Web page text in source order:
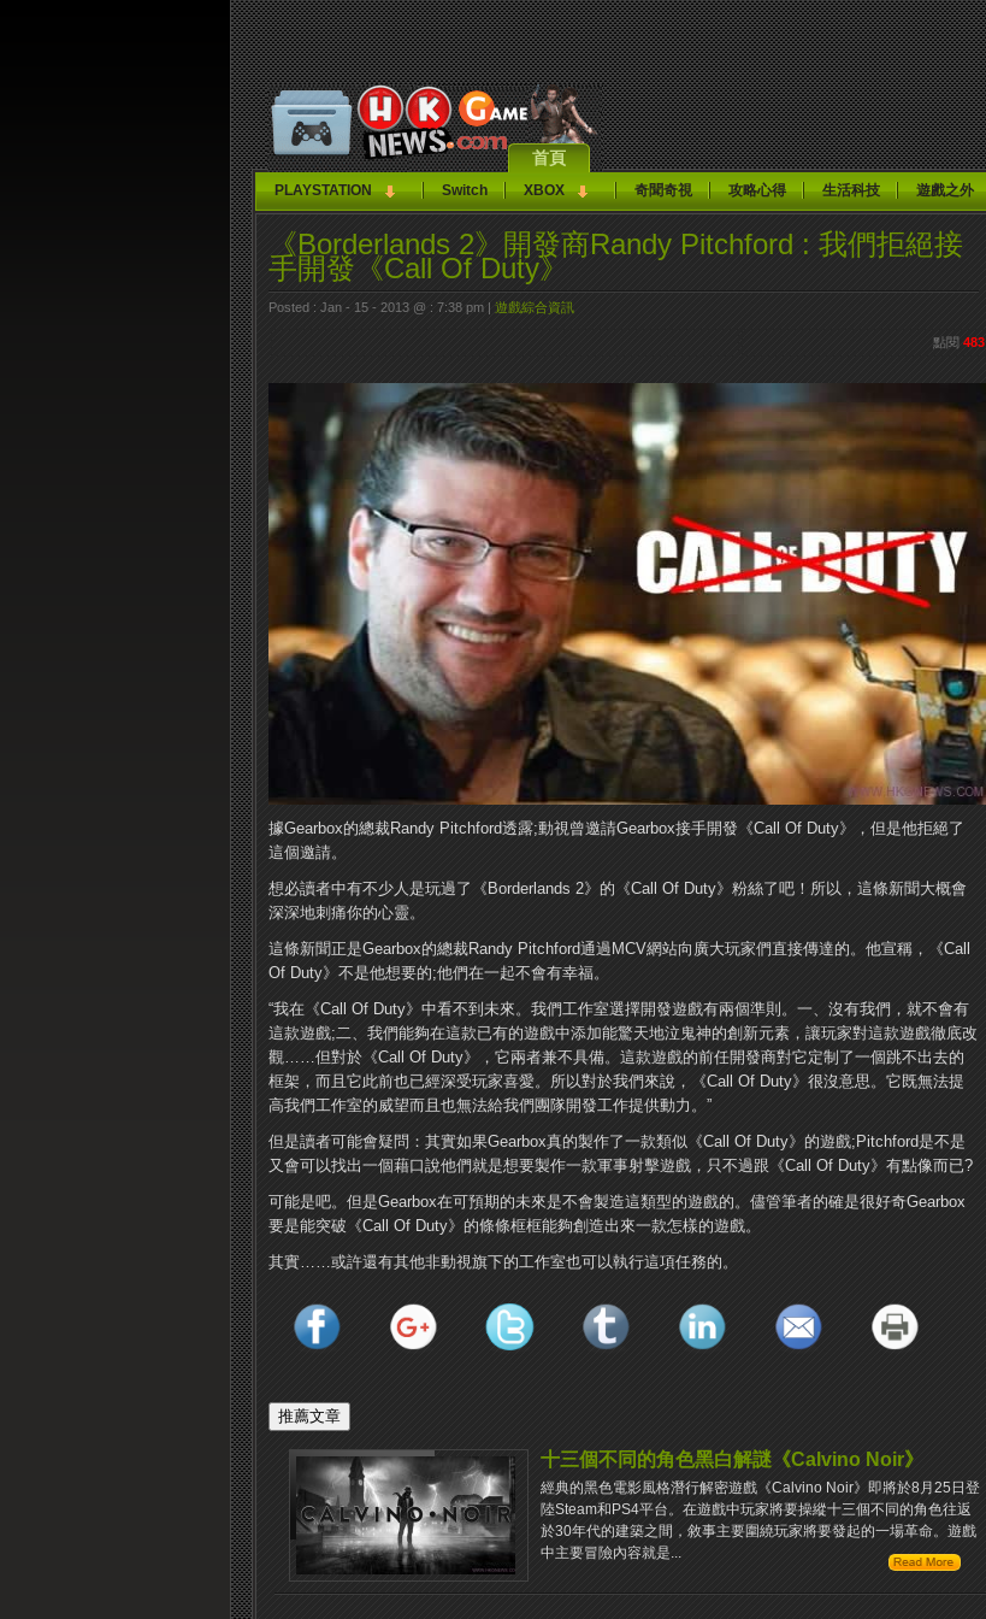
首頁
PLAYSTATION Switch XBOX 奇聞奇視 攻略心得 生活科技 遊戲之外
《Borderlands 2》開發商Randy Pitchford : 我們拒絕接
手開發《Call Of Duty》
Posted : Jan - 15 - 2013 @ : 7:38 pm | 遊戲綜合資訊
點閱 483
據Gearbox的總裁Randy Pitchford透露;動視曾邀請Gearbox接手開發《Call Of Duty》，但是他拒絕了
這個邀請。
想必讀者中有不少人是玩過了《Borderlands 2》的《Call Of Duty》粉絲了吧！所以，這條新聞大概會
深深地刺痛你的心靈。
這條新聞正是Gearbox的總裁Randy Pitchford通過MCV網站向廣大玩家們直接傳達的。他宣稱，《Call
Of Duty》不是他想要的;他們在一起不會有幸福。
“我在《Call Of Duty》中看不到未來。我們工作室選擇開發遊戲有兩個準則。一、沒有我們，就不會有
這款遊戲;二、我們能夠在這款已有的遊戲中添加能驚天地泣鬼神的創新元素，讓玩家對這款遊戲徹底改
觀……但對於《Call Of Duty》，它兩者兼不具備。這款遊戲的前任開發商對它定制了一個跳不出去的
框架，而且它此前也已經深受玩家喜愛。所以對於我們來說，《Call Of Duty》很沒意思。它既無法提
高我們工作室的威望而且也無法給我們團隊開發工作提供動力。”
但是讀者可能會疑問：其實如果Gearbox真的製作了一款類似《Call Of Duty》的遊戲;Pitchford是不是
又會可以找出一個藉口說他們就是想要製作一款軍事射擊遊戲，只不過跟《Call Of Duty》有點像而已?
可能是吧。但是Gearbox在可預期的未來是不會製造這類型的遊戲的。儘管筆者的確是很好奇Gearbox
要是能突破《Call Of Duty》的條條框框能夠創造出來一款怎樣的遊戲。
其實……或許還有其他非動視旗下的工作室也可以執行這項任務的。
十三個不同的角色黑白解謎《Calvino Noir》
經典的黑色電影風格潛行解密遊戲《Calvino Noir》即將於8月25日登
陸Steam和PS4平台。在遊戲中玩家將要操縱十三個不同的角色往返
於30年代的建築之間，敘事主要圍繞玩家將要發起的一場革命。遊戲
中主要冒險內容就是...